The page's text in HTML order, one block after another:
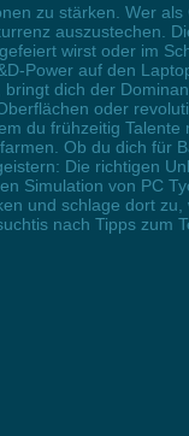
zu stärken. Wer
auszustechen.
wirst oder im
Power auf den
dich der
oder
du frühzeitig Talente
Ob du dich für
Die richtigen
Simulation von PC
und schlage dort
nach Tipps zum